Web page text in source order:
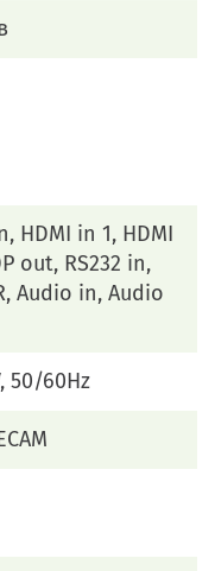
HDMI in 1, HDMI
out, RS232 in,
Audio in, Audio
50/60Hz